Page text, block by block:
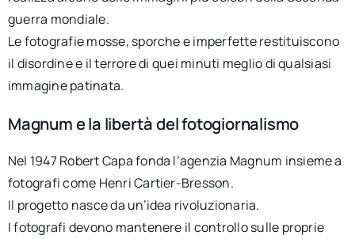
guerra mondiale.
Le fotografie mosse, sporche e imperfette restituiscono
il disordine e il terrore di quei minuti meglio di qualsiasi
immagine patinata.
Magnum e la libertà del fotogiornalismo
Nel 1947 Robert Capa fonda l’agenzia Magnum insieme a
fotografi come Henri Cartier-Bresson.
Il progetto nasce da un’idea rivoluzionaria.
I fotografi devono mantenere il controllo sulle proprie